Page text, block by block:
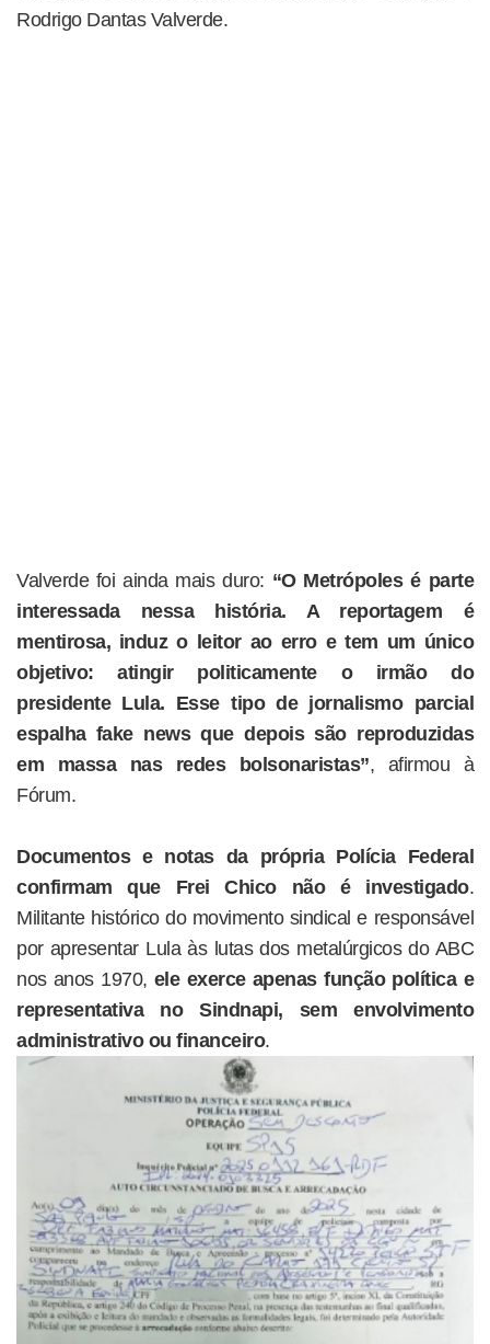
Rodrigo Dantas Valverde.
Valverde foi ainda mais duro: “O Metrópoles é parte
interessada nessa história. A reportagem é
mentirosa, induz o leitor ao erro e tem um único
objetivo: atingir politicamente o irmão do
presidente Lula. Esse tipo de jornalismo parcial
espalha fake news que depois são reproduzidas
em massa nas redes bolsonaristas”, afirmou à
Fórum.
Documentos e notas da própria Polícia Federal
confirmam que Frei Chico não é investigado.
Militante histórico do movimento sindical e responsável
por apresentar Lula às lutas dos metalúrgicos do ABC
nos anos 1970, ele exerce apenas função política e
representativa no Sindnapi, sem envolvimento
administrativo ou financeiro.